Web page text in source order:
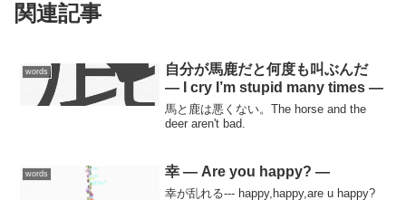
関連記事
words
自分が馬鹿だと何度も叫ぶんだ
— I cry I’m stupid many times —
馬と鹿は悪くない。The horse and the
deer aren't bad.
words 幸 — Are you happy? —
幸が乱れる--- happy,happy,are u happy?